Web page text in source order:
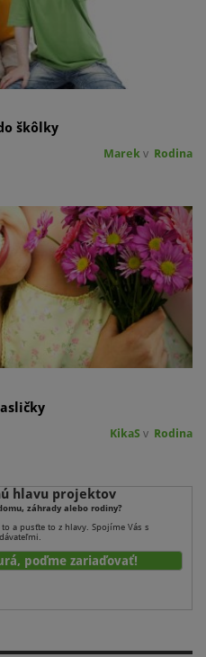
škôlky
Marek v Rodina
KikaS v Rodina
hlavu projektov
záhrady alebo rodiny?
to a pusťte to z hlavy. Spojíme Vás s
poďme zariaďovať!